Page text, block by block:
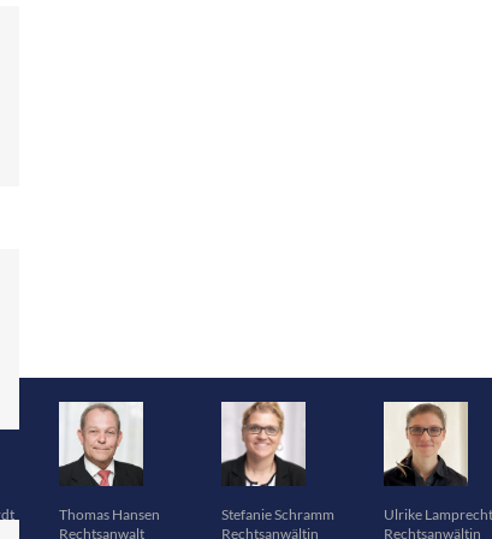
Thomas Hansen
Rechtsanwalt
Stefanie Schramm
Rechtsanwältin
Ulrike Lamprecht
Rechtsanwältin